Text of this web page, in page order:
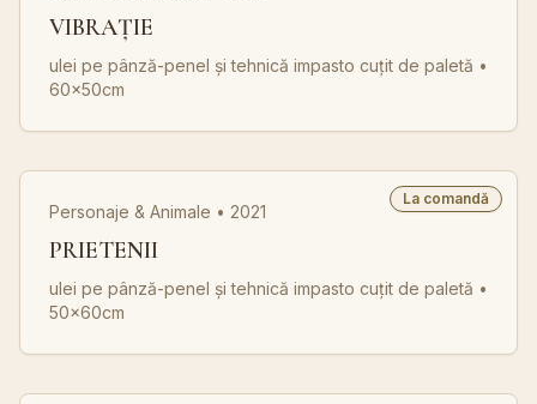
VIBRAȚIE
ulei pe pânză-penel și tehnică impasto cuțit de paletă •
60x50cm
La comandă
Personaje & Animale • 2021
PRIETENII
ulei pe pânză-penel și tehnică impasto cuțit de paletă •
50x60cm